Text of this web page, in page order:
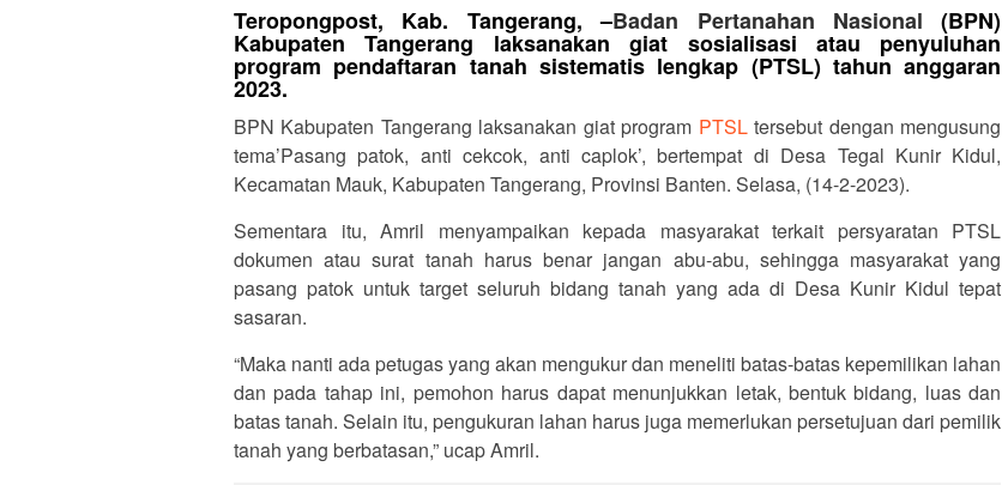
Teropongpost, Kab. Tangerang, –Badan Pertanahan Nasional (BPN)
Kabupaten Tangerang laksanakan giat sosialisasi atau penyuluhan
program pendaftaran tanah sistematis lengkap (PTSL) tahun anggaran
2023.
BPN Kabupaten Tangerang laksanakan giat program PTSLtersebut dengan mengusung
tema’Pasang patok, anti cekcok, anti caplok’, bertempat di Desa Tegal Kunir Kidul,
Kecamatan Mauk, Kabupaten Tangerang, Provinsi Banten. Selasa, (14-2-2023).
Sementara itu, Amril menyampaikan kepada masyarakat terkait persyaratan PTSL
dokumen atau surat tanah harus benar jangan abu-abu, sehingga masyarakat yang
pasang patok untuk target seluruh bidang tanah yang ada di Desa Kunir Kidul tepat
sasaran.
“Maka nanti ada petugas yang akan mengukur dan meneliti batas-batas kepemilikan lahan
dan pada tahap ini, pemohon harus dapat menunjukkan letak, bentuk bidang, luas dan
batas tanah. Selain itu, pengukuran lahan harus juga memerlukan persetujuan dari pemilik
tanah yang berbatasan,” ucap Amril.